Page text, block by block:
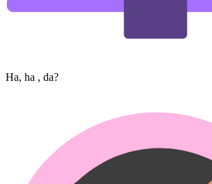
Ha, ha , da?